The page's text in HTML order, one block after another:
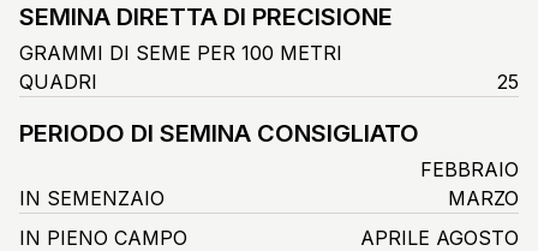
SEMINA DIRETTA DI PRECISIONE
GRAMMI DI SEME PER 100 METRI
QUADRI
25
PERIODO DI SEMINA CONSIGLIATO
IN SEMENZAIO
FEBBRAIO
MARZO
IN PIENO CAMPO
APRILE AGOSTO